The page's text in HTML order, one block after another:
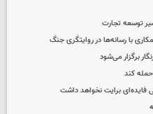
توسعه تجارت
با رسانه‌ها در روایتگری جنگ
برگزار می‌شود
کند
فایده‌ای برایت نخواهد داشت